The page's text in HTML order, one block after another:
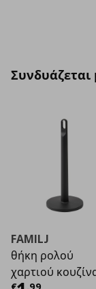
Συνδυάζεται
FAMILJ
θήκη ρολού
χαρτιού